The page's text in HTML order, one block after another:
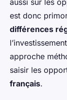
aussi sur les
est donc
différences
approche
saisir les
français.